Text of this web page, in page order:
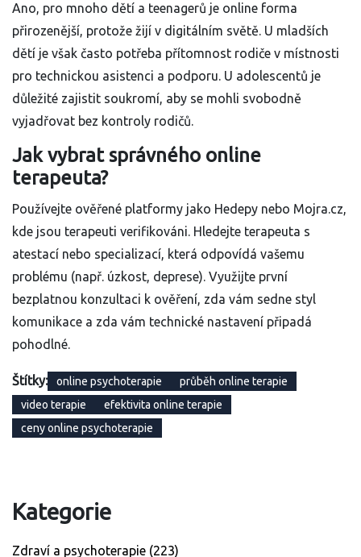
Ano, pro mnoho dětí a teenagerů je online forma
přirozenější, protože žijí v digitálním světě. U mladších
dětí je však často potřeba přítomnost rodiče v místnosti
pro technickou asistenci a podporu. U adolescentů je
důležité zajistit soukromí, aby se mohli svobodně
vyjadřovat bez kontroly rodičů.
Jak vybrat správného online
terapeuta?
Používejte ověřené platformy jako Hedepy nebo Mojra.cz,
kde jsou terapeuti verifikováni. Hledejte terapeuta s
atestací nebo specializací, která odpovídá vašemu
problému (např. úzkost, deprese). Využijte první
bezplatnou konzultaci k ověření, zda vám sedne styl
komunikace a zda vám technické nastavení připadá
pohodlné.
Štítky: online psychoterapie
průběh online terapie
video terapie
efektivita online terapie
ceny online psychoterapie
Kategorie
Zdraví a psychoterapie (223)